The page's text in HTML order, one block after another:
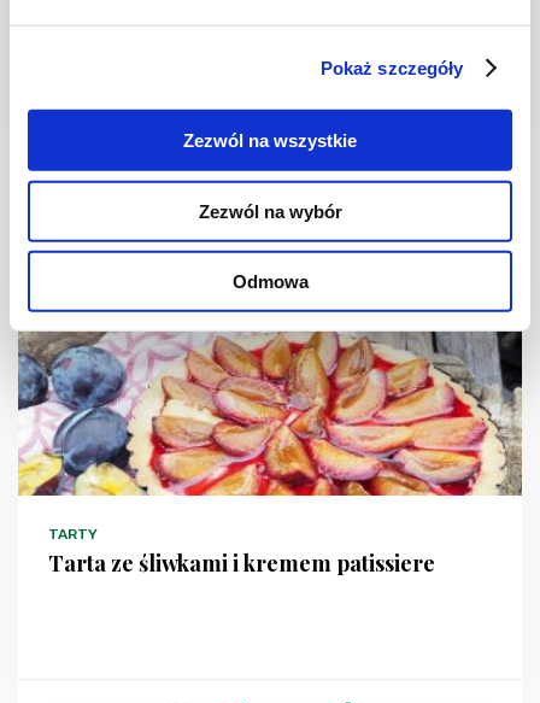
Pokaż szczegóły
Zezwól na wszystkie
Zezwól na wybór
Odmowa
jaglanej ze śliwkami
-
TARTY
Tarta ze śliwkami i kremem patissiere